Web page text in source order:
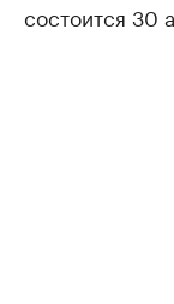
состоится 30